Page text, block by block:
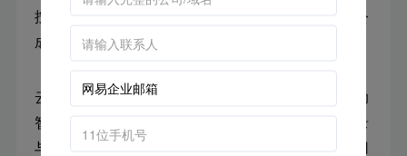
按需付费的形式使用云办公应用，从而达到降低办公
成本的目的。
第二，因为
客户端本身的跨平台特性，
云办公应用自然也拥有了这种得天独厚的优势。借助
智能设备为载体，云办公应用可以帮助客户随时记录
与修改文档内容，并同步至云存储空间。云办公应用